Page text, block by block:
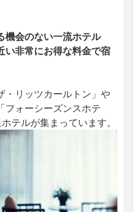
機会のない一流ホテル
い非常にお得な料金で宿
・リッツカールトン」や
フォーシーズンスホテ
テルが集まっています。